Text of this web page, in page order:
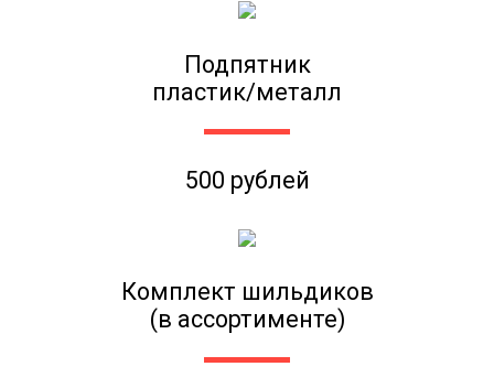
Подпятник
пластик/металл
500 рублей
Комплект шильдиков
(в ассортименте)